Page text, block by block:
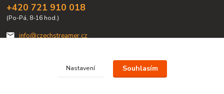
+420 721 910 018
(Po-Pá, 8-16 hod.)
info@czechstreamer.cz
Nastavení Souhlasím